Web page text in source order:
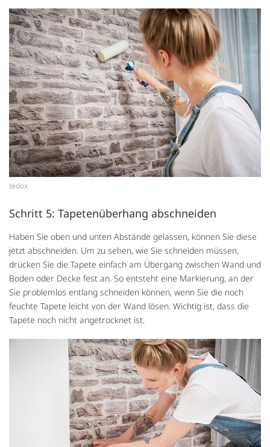
tedox
Schritt 5: Tapetenüberhang abschneiden
Haben Sie oben und unten Abstände gelassen, können Sie diese
jetzt abschneiden. Um zu sehen, wie Sie schneiden müssen,
drücken Sie die Tapete einfach am Übergang zwischen Wand und
Boden oder Decke fest an. So entsteht eine Markierung, an der
Sie problemlos entlang schneiden können, wenn Sie die noch
feuchte Tapete leicht von der Wand lösen. Wichtig ist, dass die
Tapete noch nicht angetrocknet ist.